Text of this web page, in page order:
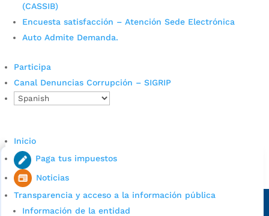
(CASSIB)
Encuesta satisfacción – Atención Sede Electrónica
Auto Admite Demanda.
Participa
Canal Denuncias Corrupción – SIGRIP
Inicio
Paga tus impuestos
Noticias
Transparencia y acceso a la información pública
Información de la entidad
Cupos Escolares Bucaramanga 2022
Bucaramanga.
Alcaldía de Bucaramanga
Sede principal